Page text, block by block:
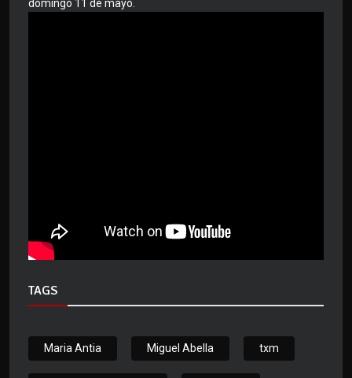
domingo 11 de mayo.
TAGS
Maria Antia Miguel Abella txm